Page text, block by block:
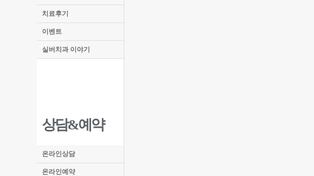
치료후기
이벤트
실버치과 이야기
상담&예약
온라인상담
온라인예약